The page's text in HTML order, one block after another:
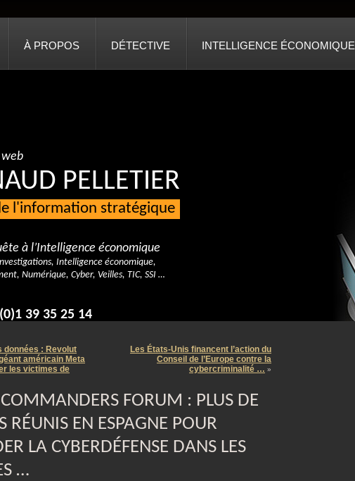
À PROPOS DÉTECTIVE INTELLIGENCE ÉCONOMIQUE
PELLETIER
l'information stratégique
à l’Intelligence économique
Intelligence économique,
Numérique, Cyber, Veilles, TIC, SSI …
39 35 25 14
données : Revolut
américain Meta
les victimes de
Les États-Unis financent l’action du
Conseil de l’Europe contre la
cybercriminalité … »
COMMANDERS FORUM : PLUS DE
RÉUNIS EN ESPAGNE POUR
LA CYBERDÉFENSE DANS LES
…